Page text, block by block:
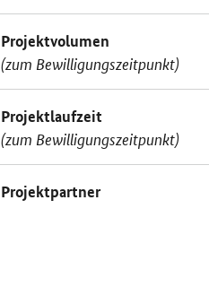
Projektvolumen
(zum Bewilligungszeitpunkt)
Projektlaufzeit
(zum Bewilligungszeitpunkt)
Projektpartner